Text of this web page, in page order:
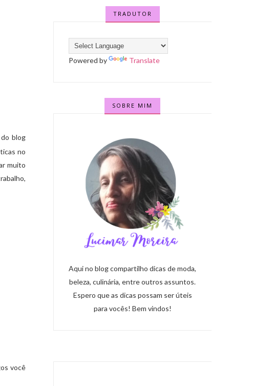
blog
no
muito
você
TRADUTOR
Powered by Translate
SOBRE MIM
Aqui no blog compartilho dicas de moda,
beleza, culinária, entre outros assuntos.
Espero que as dicas possam ser úteis
para vocês! Bem vindos!